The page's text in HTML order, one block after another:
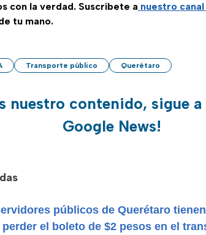
con la verdad. Suscríbete a nuestro
tu mano.
Transporte público Querétaro
nuestro contenido, sigue
Google News!
públicos de Querétaro
el boleto de $2 pesos en el